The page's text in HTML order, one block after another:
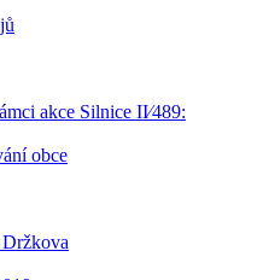
akce Silnice II⁄489:
obce